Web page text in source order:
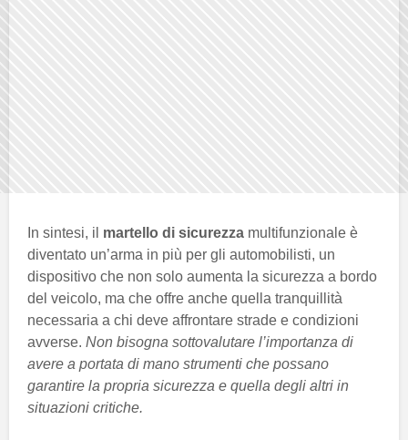
In sintesi, il martello di sicurezza multifunzionale è
diventato un’arma in più per gli automobilisti, un
dispositivo che non solo aumenta la sicurezza a bordo
del veicolo, ma che offre anche quella tranquillità
necessaria a chi deve affrontare strade e condizioni
avverse. Non bisogna sottovalutare l’importanza di
avere a portata di mano strumenti che possano
garantire la propria sicurezza e quella degli altri in
situazioni critiche.